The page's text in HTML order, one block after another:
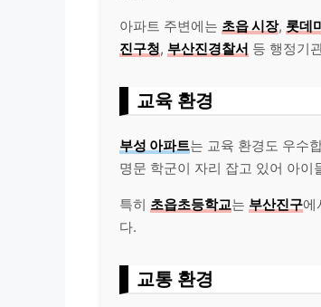
아파트 주변에는 초읍 시장, 롯데
진구청, 부산진경찰서 등 행정기
교육 환경
부성 아파트는 교육 환경도 우수
명문 학군이 자리 잡고 있어 아
특히 초읍초등학교는 부산진구에
다.
교통 환경